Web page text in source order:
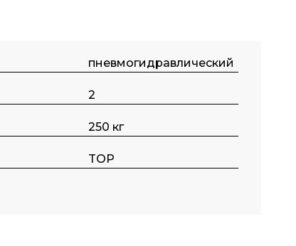
пневмогидравлический
2
250 кг
TOP